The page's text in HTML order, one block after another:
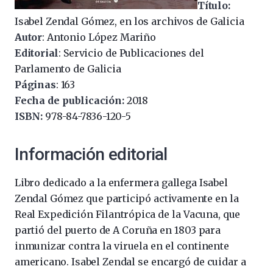
Título:
Isabel Zendal Gómez, en los archivos de Galicia
Autor: Antonio López Mariño
Editorial: Servicio de Publicaciones del
Parlamento de Galicia
Páginas: 163
Fecha de publicación:2018
ISBN: 978-84-7836-120-5
Información editorial
Libro dedicado a la enfermera gallega Isabel
Zendal Gómez que participó activamente en la
Real Expedición Filantrópica de la Vacuna, que
partió del puerto de A Coruña en 1803 para
inmunizar contra la viruela en el continente
americano. Isabel Zendal se encargó de cuidar a